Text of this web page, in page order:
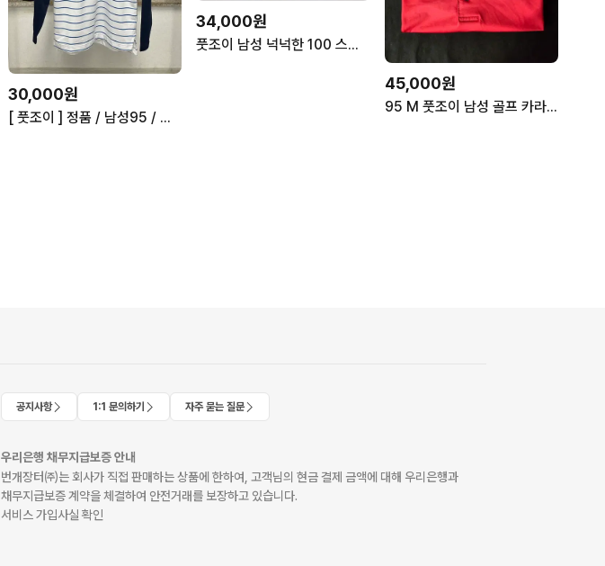
30,000원
[ 풋조이 ] 정품 / 남성95 / 골프 스트라이프 긴팔
34,000원
풋조이 남성 넉넉한 100 스판 반팔 티셔츠/L03
45,000원
95 M 풋조이 남성 골프 카라 반팔 티셔츠
공지사항 1:1 문의하기 자주 묻는 질문
우리은행 채무지급보증 안내
번개장터㈜는 회사가 직접 판매하는 상품에 한하여, 고객님의 현금 결제 금액에 대해 우리은행과
채무지급보증 계약을 체결하여 안전거래를 보장하고 있습니다.
서비스 가입사실 확인